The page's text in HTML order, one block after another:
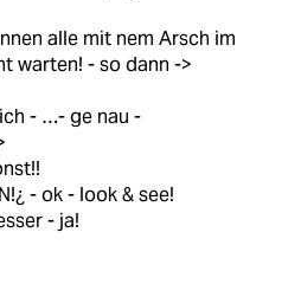
alle mit nem Arsch im
warten! - so dann ->
- …- ge nau -
- ok - look & see!
- ja!